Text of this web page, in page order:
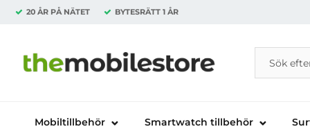
20 ÅR PÅ NÄTET BYTESRÄTT 1 ÅR
Startsidan för Danira Telecom AB
Sök
Sök på
Mobiltillbehör Smartwatch tillbehör